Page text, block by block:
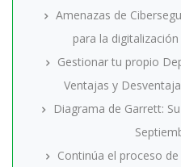
Amenazas de
para la digitalización
Gestionar tu propio
Ventajas y
Diagrama de Garrett:
Continúa el proceso